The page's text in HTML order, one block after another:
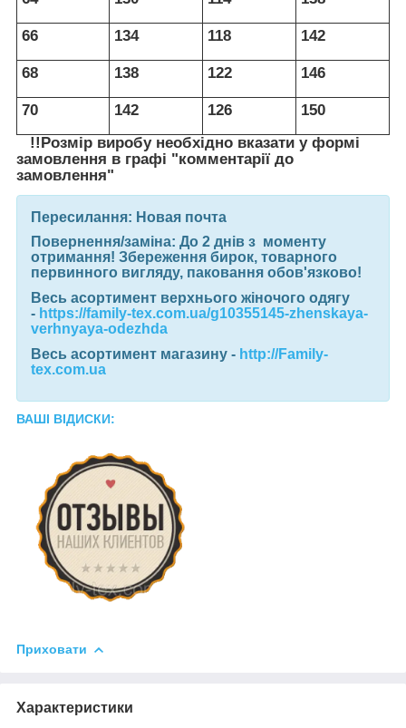
66 134 118 142
68 138 122 146
70 142 126
150
!!Розмір виробу необхідно вказати у формі
замовлення в графі "комментарії до
замовлення"
Пересилання: Новая почта
Повернення/заміна: До 2 днів з моменту
отримання! Збереження бирок, товарного
первинного вигляду, паковання обов'язково!
Весь асортимент верхнього жіночого одягу
- https://family-tex.com.ua/g10355145-zhenskaya-
verhnyaya-odezhda
Весь асортимент магазину - http://Family-
tex.com.ua
ВАШІ ВІДИСКИ:
Приховати
Характеристики